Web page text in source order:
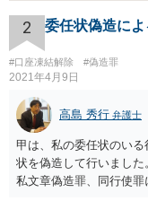
2 委任状偽造に
#口座凍結解除 #偽造罪
2021年4月9日
高島 秀行 弁護士
甲は、私の委任状のい
状を偽造して行いまし
私文章偽造罪、同行使